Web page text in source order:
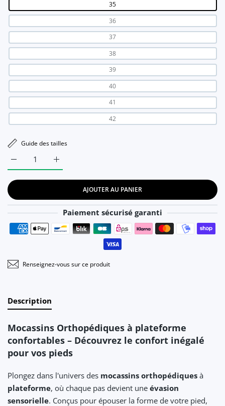
35
36
37
38
39
40
41
42
Guide des tailles
Augmenter la quantité de Mocassins
Augmenter la quantité de Mocassins Orthopédiques à
AJOUTER AU PANIER
Paiement sécurisé garanti
Moyens de paiement
Renseignez-vous sur ce produit
Description
Mocassins Orthopédiques à plateforme
confortables – Découvrez le confort inégalé
pour vos pieds
Plongez dans l'univers des mocassins orthopédiques à
plateforme, où chaque pas devient une évasion
sensorielle. Conçus pour épouser la forme de votre pied,